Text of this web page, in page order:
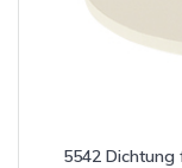
5542 Dichtung